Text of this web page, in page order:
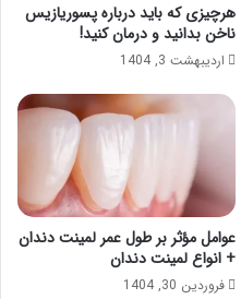
هرچیزی که باید درباره پسوریازیس
ناخن بدانید و درمان کنید!
اردیبهشت 3, 1404
عوامل مؤثر بر طول عمر لمینت دندان
+ انواع لمینت دندان
فروردین 30, 1404